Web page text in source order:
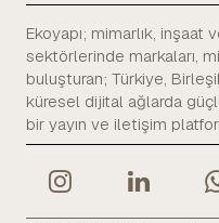
Ekoyapı; mimarlık, inşaat
sektörlerinde markaları,
buluşturan; Türkiye,
küresel dijital ağlarda
bir yayın ve iletişim